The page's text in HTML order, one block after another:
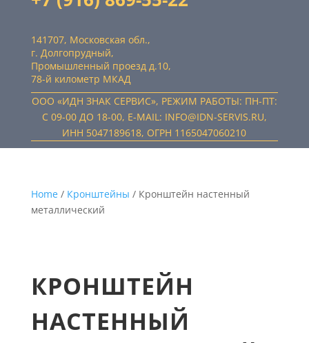
141707, Московская обл.,
г. Долгопрудный,
Промышленный проезд д.10,
78-й километр МКАД
ООО «ИДН ЗНАК СЕРВИС», РЕЖИМ РАБОТЫ: ПН-ПТ:
С 09-00 ДО 18-00, E-MAIL: INFO@IDN-SERVIS.RU,
ИНН 5047189618, ОГРН 1165047060210
Home/ Кронштейны / Кронштейн настенный
металлический
КРОНШТЕЙН
НАСТЕННЫЙ